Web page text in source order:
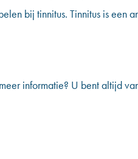
bij tinnitus. Tinnitus is een
informatie? U bent altijd